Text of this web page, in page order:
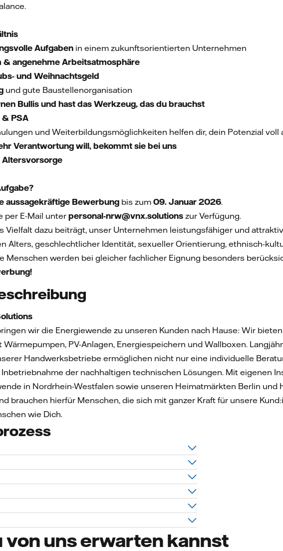
Aufgaben in einem zukunftsorientierten Unternehmen
& angenehme Arbeitsatmosphäre
und Weihnachtsgeld
und gute Baustellenorganisation
Bullis und hast das Werkzeug, das du brauchst
PSA
und Weiterbildungsmöglichkeiten helfen dir, dein Potenzial voll
Verantwortung will, bekommt sie bei uns
aussagekräftige Bewerbung bis zum 09. Januar 2026.
per E-Mail unter personal-nrw@vnx.solutions zur Verfügung.
Vielfalt dazu beiträgt, unser Unternehmen leistungsfähiger und
Alters, geschlechtlicher Identität, sexueller Orientierung, ethnisch-
Menschen werden bei gleicher fachlicher Eignung besonders
wir die Energiewende zu unseren Kunden nach Hause: Wir
PV-Anlagen, Energiespeichern und Wallboxen.
Handwerksbetriebe ermöglichen nicht nur eine individuelle
der nachhaltigen technischen Lösungen. Mit eigenen
in Nordrhein-Westfalen sowie unseren Heimatmärkten Berlin und
brauchen hierfür Menschen, die sich mit ganzer Kraft für unsere
wie Dich.
von uns erwarten kannst